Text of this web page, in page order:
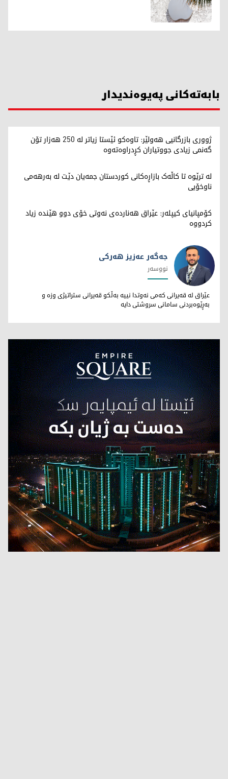
بابەتەکانی پەیوەندیدار
ژووری بازرگانیی هەولێر: تاوەکو ئێستا زیاتر لە 250 هەزار تۆن
گەنمی زیادی جووتیاران کڕدراوەتەوە
لە ترێوە تا کاڵەک بازاڕەکانی کوردستان جمەیان دێت لە بەرهەمی
ناوخۆیی
کۆمپانیای کیپلەر: عێراق هەناردەی نەوتی خۆی دوو هێندە زیاد
کردووە
جەگەر عەزیز هەرکی
جەگەر عەزیز هەرکی
نووسەر
عێراق لە قەیرانی کەمی نەوتدا نییە بەڵکو قەیرانی ستراتیژی وزە و
بەڕێوەبردنی سامانی سروشتی دایە